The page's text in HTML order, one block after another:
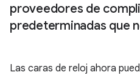
proveedores de
predeterminadas que
Las caras de reloj ahora